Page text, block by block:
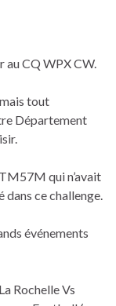
au CQ WPX CW.
tout
Département
qui n’avait
dans ce challenge.
événements
Rochelle Vs